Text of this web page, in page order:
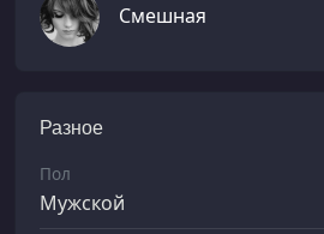
Смешная
Разное
Пол
Мужской